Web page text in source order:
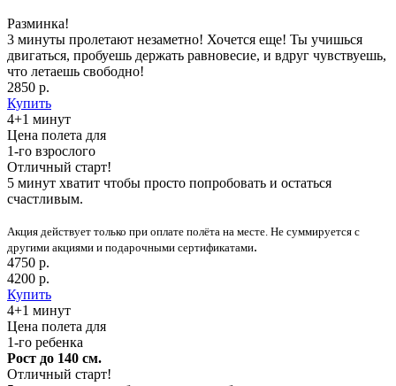
Разминка!
3 минуты пролетают незаметно! Хочется еще! Ты учишься
двигаться, пробуешь держать равновесие, и вдруг чувствуешь,
что летаешь свободно!
2850 р.
Купить
4+1 минут
Цена полета для
1-го взрослого
Отличный старт!
5 минут хватит чтобы просто попробовать и остаться
счастливым.
Акция действует только при оплате полёта на месте. Не суммируется с
другими акциями и подарочными сертификатами.
4750 р.
4200 р.
Купить
4+1 минут
Цена полета для
1-го ребенка
Рост до 140 см.
Отличный старт!